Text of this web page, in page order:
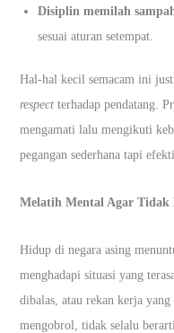
Disiplin memilah
sesuai aturan setempat.
Hal-hal kecil semacam ini
respectterhadap pendatang.
mengamati lalu mengikuti
pegangan sederhana tapi
Melatih Mental Agar Tidak
Hidup di negara asing
menghadapi situasi yang
dibalas, atau rekan kerja
mengobrol, tidak selalu